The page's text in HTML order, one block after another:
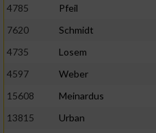
4785
Pfeil
7620
Schmidt
4735
Losem
4597
Weber
15608
Meinardus
13815
Urban